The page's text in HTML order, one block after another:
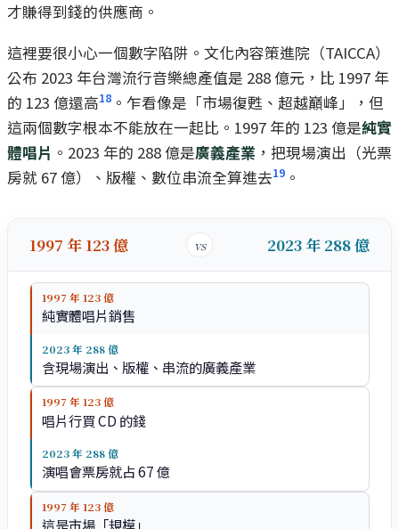
才賺得到錢的供應商。
這裡要很小心一個數字陷阱。文化內容策進院（TAICCA）
公布 2023 年台灣流行音樂總產值是 288 億元，比 1997 年
的 123 億還高18 。乍看像是「市場復甦、超越巔峰」，但
這兩個數字根本不能放在一起比。1997 年的 123 億是純實
體唱片 。2023 年的 288 億是廣義產業 ，把現場演出（光票
房就 67 億）、版權、數位串流全算進去19 。
1997 年 123 億 vs 2023 年 288 億
1997 年 123 億
純實體唱片銷售
2023 年 288 億
含現場演出、版權、串流的廣義產業
1997 年 123 億
唱片行買 CD 的錢
2023 年 288 億
演唱會票房就占 67 億
1997 年 123 億
這是市場「規模」